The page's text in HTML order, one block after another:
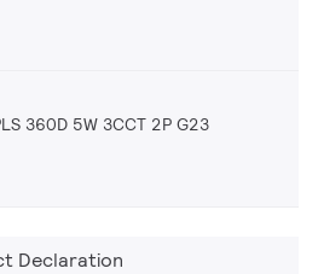
360D 5W 3CCT 2P G23
Declaration